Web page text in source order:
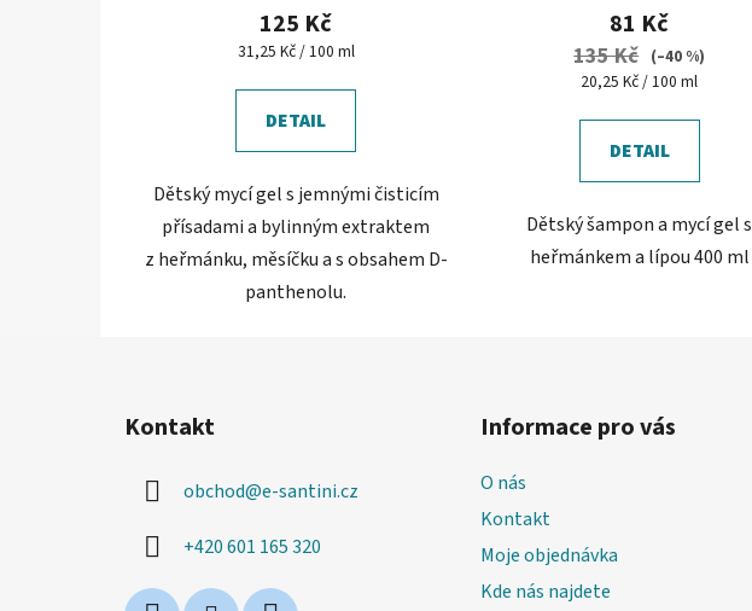
125 Kč
Měrná
31,25 Kč / 100 ml
DETAIL
Dětský mycí gel s jemnými čisticím
přísadami a bylinným extraktem
z heřmánku, měsíčku a s obsahem D-
panthenolu.
81 Kč
135 Kč (–40 %)
Měrná
20,25 Kč / 100 ml
DETAIL
Dětský šampon a mycí gel s
heřmánkem a lípou 400 ml
Kontakt
obchod@e-santini.cz
+420 601 165 320
Informace pro vás
O nás
Kontakt
Moje objednávka
Kde nás najdete